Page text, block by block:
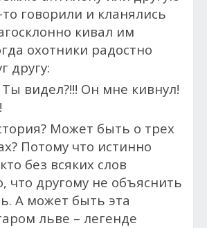
говорили и кланялись
кивал им
охотники радостно
другу:
видел?!!! Он мне кивнул!
Может быть о трех
Потому что истинно
без всяких слов
что другому не объяснить
А может быть эта
льве – легенде